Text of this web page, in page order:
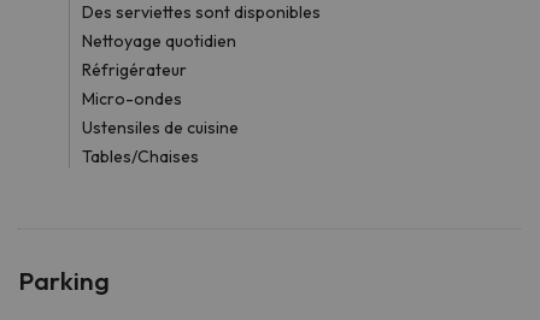
Des serviettes sont disponibles
Nettoyage quotidien
Réfrigérateur
Micro-ondes
Ustensiles de cuisine
Tables/Chaises
Parking